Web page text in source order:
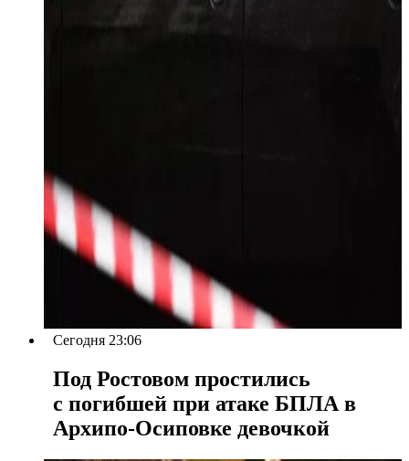
Сегодня 23:06
Под Ростовом простились
с погибшей при атаке БПЛА в
Архипо-Осиповке девочкой